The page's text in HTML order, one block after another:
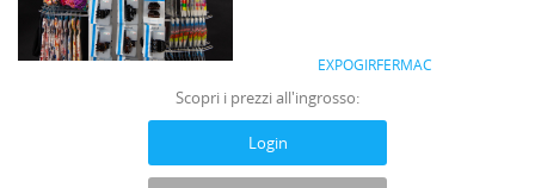
EXPOGIRFERMAC
Scopri i prezzi all'ingrosso:
Login